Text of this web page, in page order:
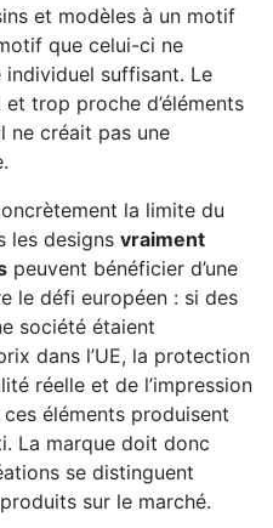
et modèles à un motif
que celui-ci ne
suffisant. Le
trop proche d’éléments
ne créait pas une
la limite du
les designs vraiment
peuvent bénéficier d’une
le défi européen : si des
société étaient
dans l’UE, la protection
réelle et de l’impression
éléments produisent
La marque doit donc
se distinguent
sur le marché.